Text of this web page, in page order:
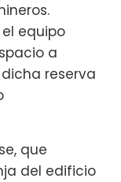
equipo
a
reserva
que
del edificio